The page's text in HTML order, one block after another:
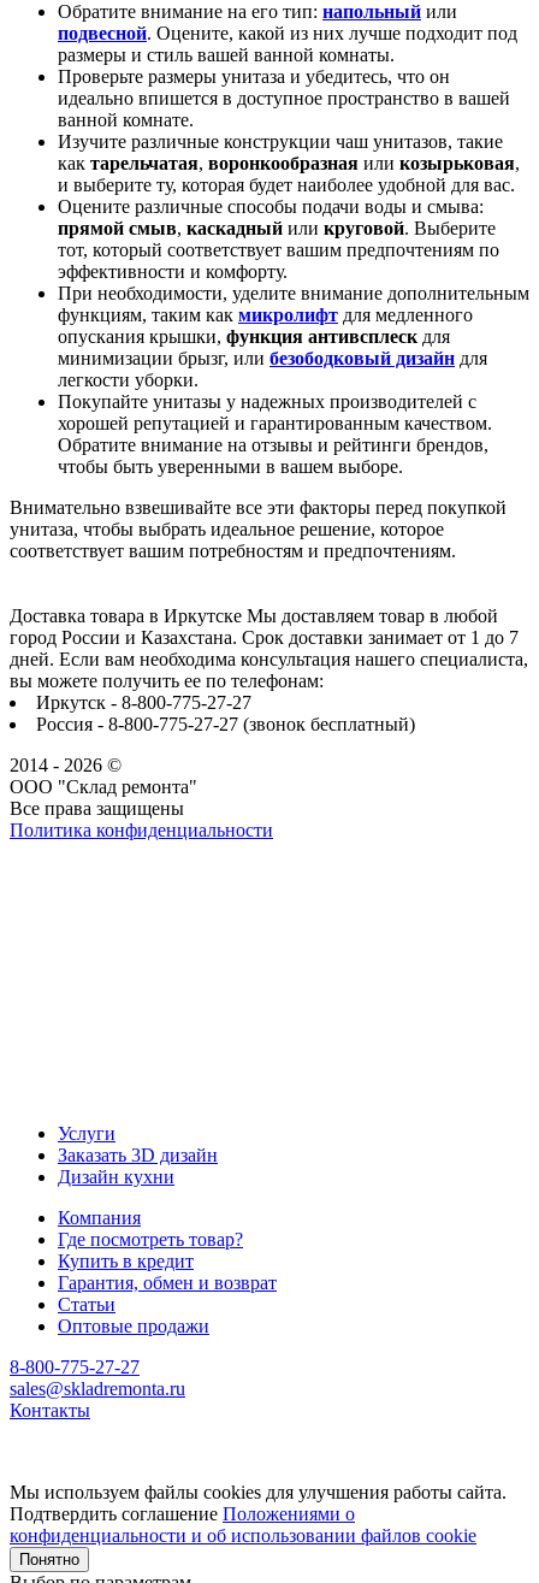
Обратите внимание на его тип: напольный или
подвесной. Оцените, какой из них лучше подходит под
размеры и стиль вашей ванной комнаты.
Проверьте размеры унитаза и убедитесь, что он
идеально впишется в доступное пространство в вашей
ванной комнате.
Изучите различные конструкции чаш унитазов, такие
как тарельчатая, воронкообразная или козырьковая,
и выберите ту, которая будет наиболее удобной для вас.
Оцените различные способы подачи воды и смыва:
прямой смыв, каскадный или круговой. Выберите
тот, который соответствует вашим предпочтениям по
эффективности и комфорту.
При необходимости, уделите внимание дополнительным
функциям, таким как микролифт для медленного
опускания крышки, функция антивсплескдля
минимизации брызг, или безободковый дизайн для
легкости уборки.
Покупайте унитазы у надежных производителей с
хорошей репутацией и гарантированным качеством.
Обратите внимание на отзывы и рейтинги брендов,
чтобы быть уверенными в вашем выборе.
Внимательно взвешивайте все эти факторы перед покупкой
унитаза, чтобы выбрать идеальное решение, которое
соответствует вашим потребностям и предпочтениям.
Доставка товара в Иркутске Мы доставляем товар в любой
город России и Казахстана. Срок доставки занимает от 1 до 7
дней. Если вам необходима консультация нашего специалиста,
вы можете получить ее по телефонам:
Иркутск - 8-800-775-27-27
Россия - 8-800-775-27-27 (звонок бесплатный)
2014 - 2026 ©
ООО "Склад ремонта"
Все права защищены
Политика конфиденциальности
Услуги
Заказать 3D дизайн
Дизайн кухни
Компания
Где посмотреть товар?
Купить в кредит
Гарантия, обмен и возврат
Статьи
Оптовые продажи
8-800-775-27-27
sales@skladremonta.ru
Контакты
Мы используем файлы cookies для улучшения работы сайта.
Подтвердить соглашение Положениями о
конфиденциальности и об использовании файлов cookie
Понятно